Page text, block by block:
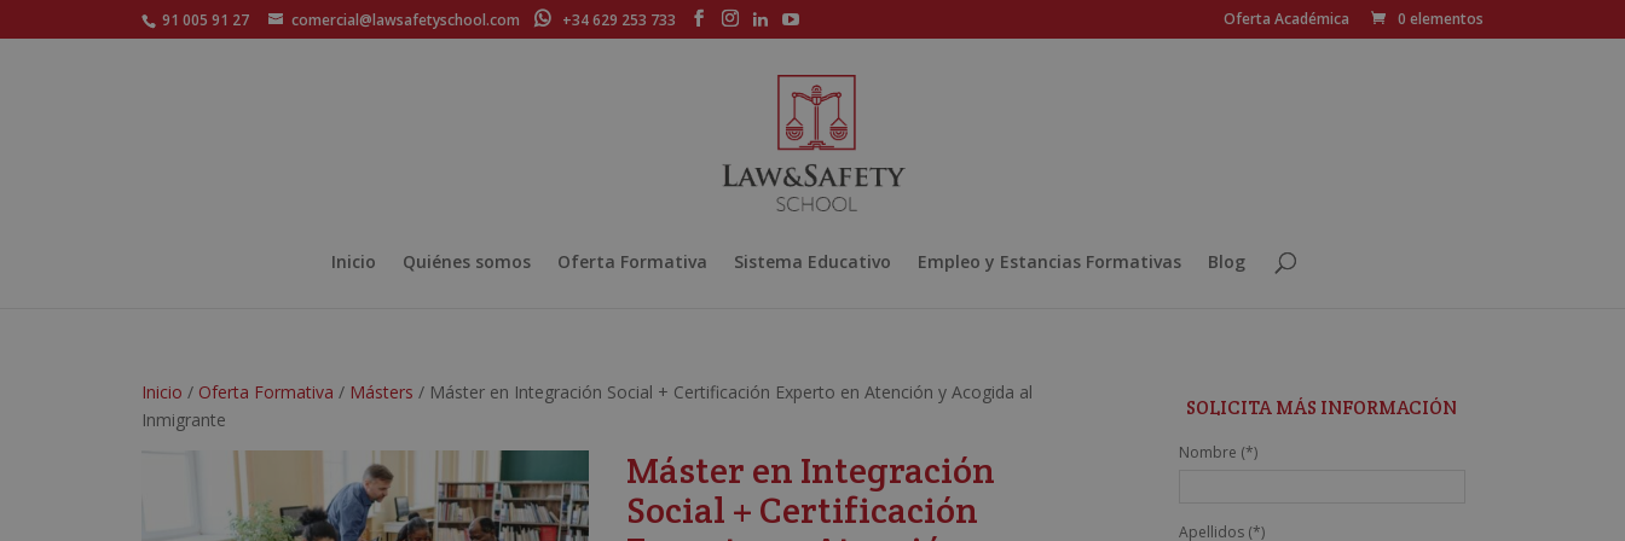
91 005 91 27 comercial@lawsafetyschool.com +34 629 253 733 Oferta Académica 0 elementos
Inicio Quiénes somos Oferta Formativa Sistema Educativo Empleo y Estancias Formativas Blog
Inicio / Oferta Formativa / Másters / Máster en Integración Social + Certificación Experto en Atención y Acogida al
Inmigrante
Máster en Integración
Social + Certificación
SOLICITA MÁS INFORMACIÓN
Nombre (*)
Apellidos (*)